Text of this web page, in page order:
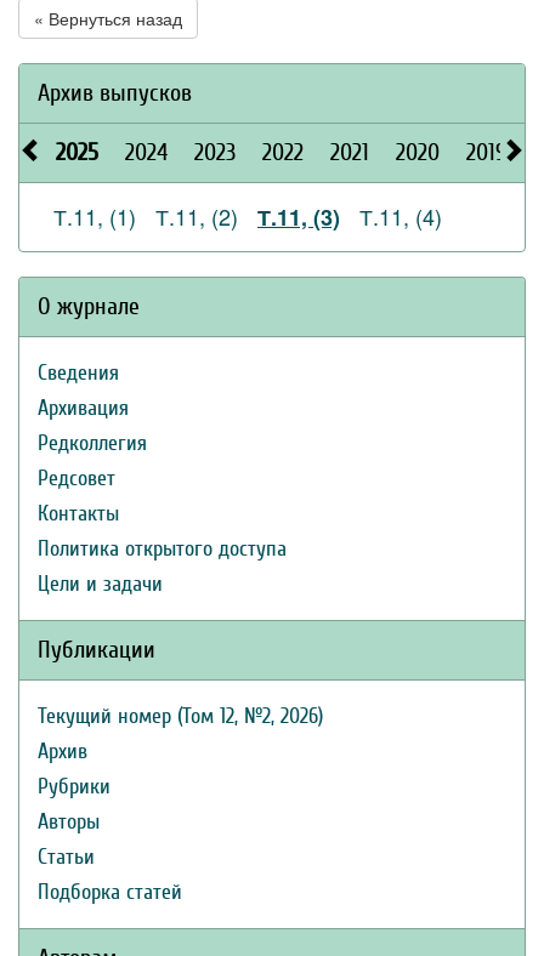
« Вернуться назад
Архив выпусков
2025 2024 2023 2022 2021 2020 2019
Т.11, (1) Т.11, (2) Т.11, (3) Т.11, (4)
О журнале
Сведения
Архивация
Редколлегия
Редсовет
Контакты
Политика открытого доступа
Цели и задачи
Публикации
Текущий номер (Том 12, №2, 2026)
Архив
Рубрики
Авторы
Статьи
Подборка статей